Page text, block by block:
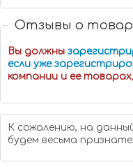
Отзывы о
Вы должны
если уже
компании и ее
К сожалению, на
будем весьма